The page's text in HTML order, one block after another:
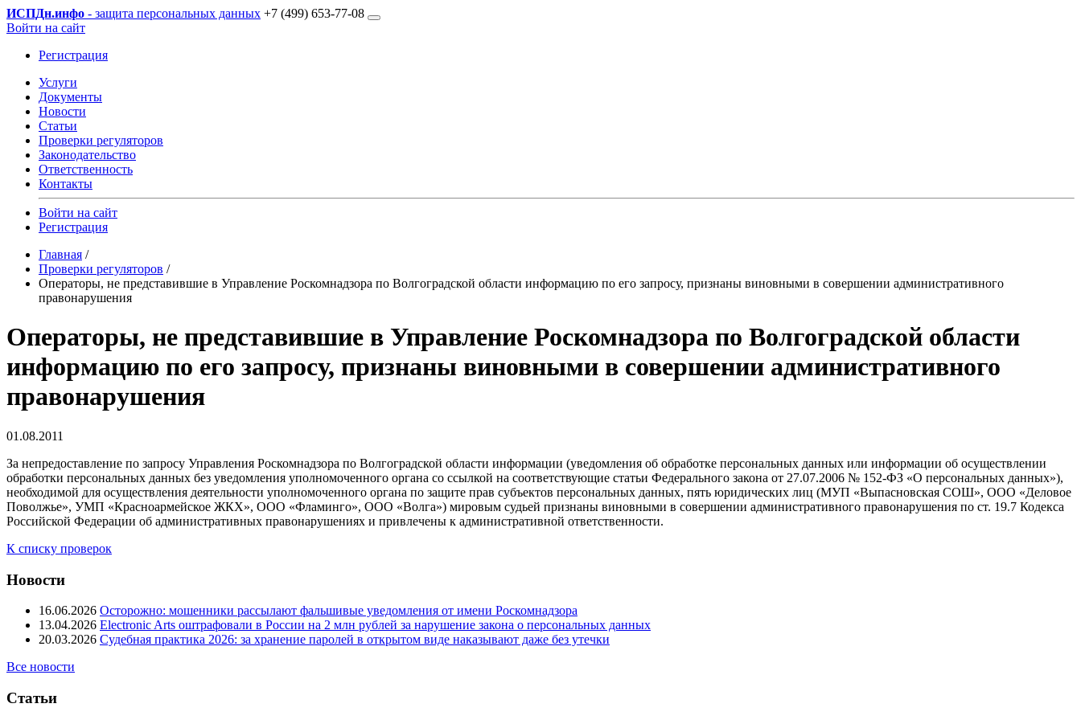
ИСПДн.инфо - защита персональных данных +7 (499) 653-77-08
Войти на сайт
Регистрация
Услуги
Документы
Новости
Статьи
Проверки регуляторов
Законодательство
Ответственность
Контакты
Войти на сайт
Регистрация
Главная /
Проверки регуляторов /
Операторы, не представившие в Управление Роскомнадзора по Волгоградской области информацию по его запросу, признаны виновными в совершении административного
правонарушения
Операторы, не представившие в Управление Роскомнадзора по Волгоградской области
информацию по его запросу, признаны виновными в совершении административного
правонарушения
01.08.2011
За непредоставление по запросу Управления Роскомнадзора по Волгоградской области информации (уведомления об обработке персональных данных или информации об осуществлении
обработки персональных данных без уведомления уполномоченного органа со ссылкой на соответствующие статьи Федерального закона от 27.07.2006 № 152-ФЗ «О персональных данных»),
необходимой для осуществления деятельности уполномоченного органа по защите прав субъектов персональных данных, пять юридических лиц (МУП «Выпасновская СОШ», ООО «Деловое
Поволжье», УМП «Красноармейское ЖКХ», ООО «Фламинго», ООО «Волга») мировым судьей признаны виновными в совершении административного правонарушения по ст. 19.7 Кодекса
Российской Федерации об административных правонарушениях и привлечены к административной ответственности.
К списку проверок
Новости
16.06.2026 Осторожно: мошенники рассылают фальшивые уведомления от имени Роскомнадзора
13.04.2026 Electronic Arts оштрафовали в России на 2 млн рублей за нарушение закона о персональных данных
20.03.2026 Судебная практика 2026: за хранение паролей в открытом виде наказывают даже без утечки
Все новости
Статьи